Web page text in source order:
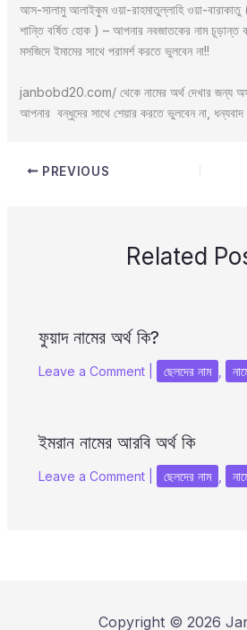
আস-সালামু আলাইকুম ওয়া-রাহমাতুল্লাহি ওয়া-
শান্তি বর্ষিত হোক ) – আপনার নবজাতকের নাম চূড়ান্ত
মসজিদে ইমামের সাথে পরামর্শ করতে ভুলবেন না!!
janbobd20.com/ থেকে নামের অর্থ দেখার জন্য
আপনার বন্ধুদের সাথে শেয়ার করতে ভুলবেন না,
PREVIOUS
Related
ফুয়াদ নামের অর্থ কি?
Leave a Comment ছেলদের নাম
ইমরান নামের আরবি অর্থ কি
Leave a Comment ছেলদের নাম
Copyright © 2026